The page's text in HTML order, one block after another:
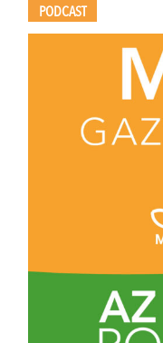
PODCAST